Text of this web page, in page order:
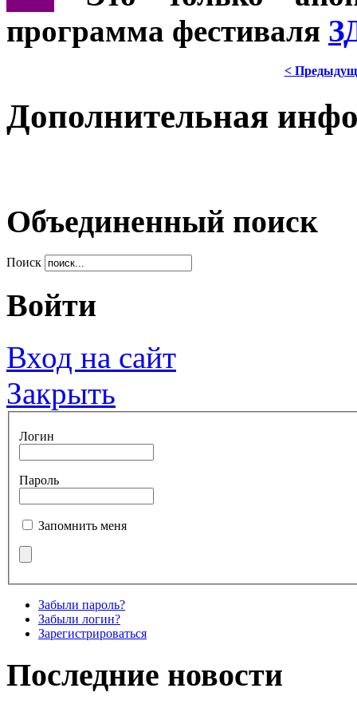
программа фестиваля
<
Дополнительная
Объединенный поиск
Поиск
Войти
Вход на сайт
Закрыть
Логин
Пароль
Запомнить меня
Забыли пароль?
Забыли логин?
Зарегистрироваться
Последние новости